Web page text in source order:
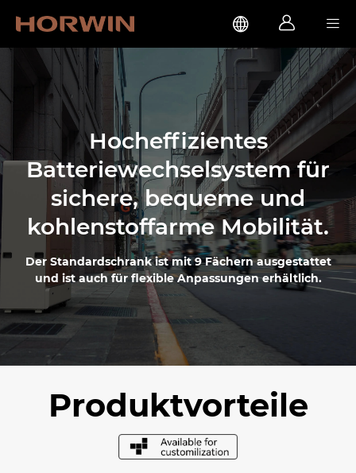
  
Hocheffizientes
Batteriewechselsystem für
sichere, bequeme und
kohlenstoffarme Mobilität.
Der Standardschrank ist mit 9 Fächern ausgestattet
und ist auch für flexible Anpassungen erhältlich.
Produktvorteile